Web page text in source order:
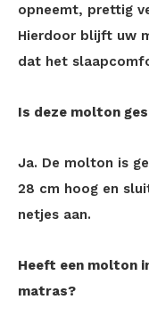
opneemt, prettig
Hierdoor blijft uw
dat het
Is deze molton
Ja. De molton is
28 cm hoog en
netjes aan.
Heeft een molton
matras?